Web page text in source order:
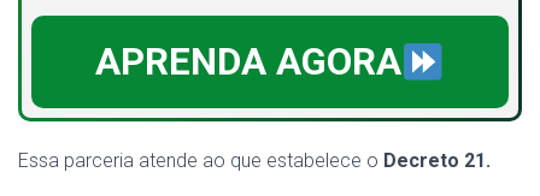
APRENDA AGORA
Essa parceria atende ao que estabelece o Decreto 21.